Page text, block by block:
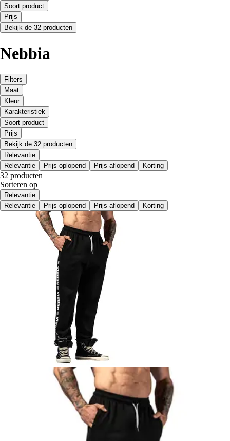
Soort product
Prijs
Bekijk de 32 producten
Nebbia
Filters
Maat
Kleur
Karakteristiek
Soort product
Prijs
Bekijk de 32 producten
Relevantie
Relevantie
Prijs oplopend Prijs aflopend Korting
32 producten
Sorteren op
Relevantie
Relevantie
Prijs oplopend Prijs aflopend Korting